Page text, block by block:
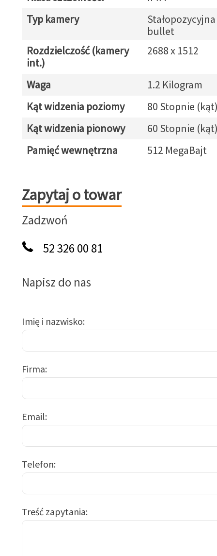
Typ kamery
bullet
Rozdzielczość (kamery
int.)
2688 x 1512
Waga
1.2 Kilogram
Kąt widzenia poziomy
80 Stopnie
Kąt widzenia pionowy
60 Stopnie
Pamięć wewnętrzna
512 MegaBajt
Zapytaj o towar
Zapytaj o towar
Zadzwoń
52 326 00 81
Napisz do nas
Imię i nazwisko
Firma
Email
Telefon
Treść zapytania